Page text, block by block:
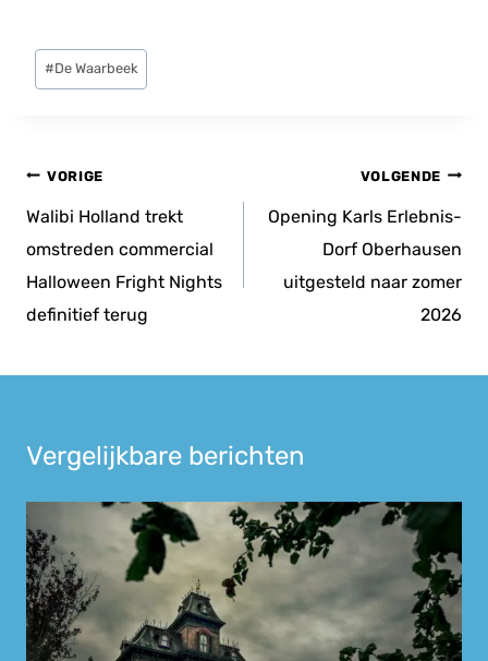
Bericht
tags:
#De Waarbeek
Bericht
navigatie
VORIGE
Walibi Holland trekt
omstreden commercial
Halloween Fright Nights
definitief terug
VOLGENDE
Opening Karls Erlebnis-
Dorf Oberhausen
uitgesteld naar zomer
2026
Vergelijkbare berichten